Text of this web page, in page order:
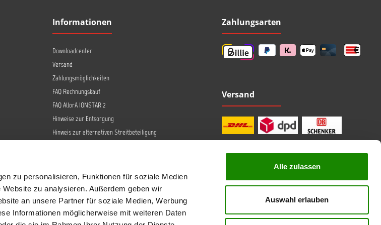
zu personalisieren, Funktionen für soziale Medien
zu analysieren. Außerdem geben wir
an unsere Partner für soziale Medien, Werbung
Informationen möglicherweise mit weiteren Daten
Alle zulassen
Auswahl erlauben
Informationen
Downloadcenter
Versand
Zahlungsmöglichkeiten
FAQ Rechnungskauf
FAQ AllorA IONSTAR 2
Hinweise zur Entsorgung
Hinweis zur alternativen Streitbeteiligung
Barrierefreiheit
Datenschutz
AGB
Impressum
Zahlungsarten
Versand
professionelle Beratung
Top Marken
sichere Bezahlung
kostenlose Rücksendung